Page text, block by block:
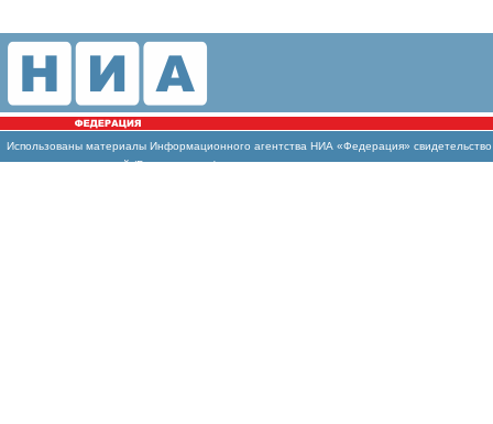
Использованы материалы Информационного агентства НИА «Федерация»
массовых коммуникаций (Роскомнадзор)